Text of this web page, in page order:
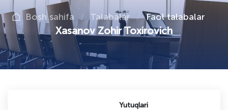
Bosh sahifa Talabalar Faol talabalar
Xasanov Zohir Toxirovich
Yutuqlari